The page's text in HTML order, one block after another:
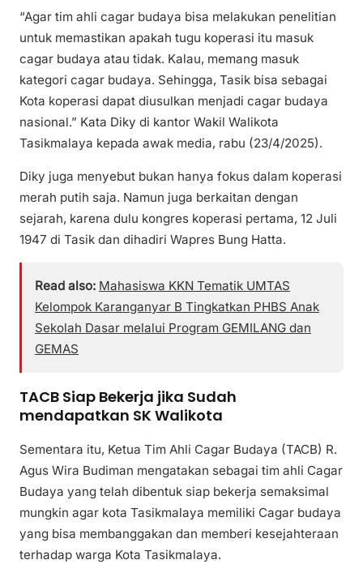
“Agar tim ahli cagar budaya bisa melakukan penelitian
untuk memastikan apakah tugu koperasi itu masuk
cagar budaya atau tidak. Kalau, memang masuk
kategori cagar budaya. Sehingga, Tasik bisa sebagai
Kota koperasi dapat diusulkan menjadi cagar budaya
nasional.” Kata Diky di kantor Wakil Walikota
Tasikmalaya kepada awak media, rabu (23/4/2025).
Diky juga menyebut bukan hanya fokus dalam koperasi
merah putih saja. Namun juga berkaitan dengan
sejarah, karena dulu kongres koperasi pertama, 12 Juli
1947 di Tasik dan dihadiri Wapres Bung Hatta.
Read also: Mahasiswa KKN Tematik UMTAS
Kelompok Karanganyar B Tingkatkan PHBS Anak
Sekolah Dasar melalui Program GEMILANG dan
GEMAS
TACB Siap Bekerja jika Sudah
mendapatkan SK Walikota
Sementara itu, Ketua Tim Ahli Cagar Budaya (TACB) R.
Agus Wira Budiman mengatakan sebagai tim ahli Cagar
Budaya yang telah dibentuk siap bekerja semaksimal
mungkin agar kota Tasikmalaya memiliki Cagar budaya
yang bisa membanggakan dan memberi kesejahteraan
terhadap warga Kota Tasikmalaya.